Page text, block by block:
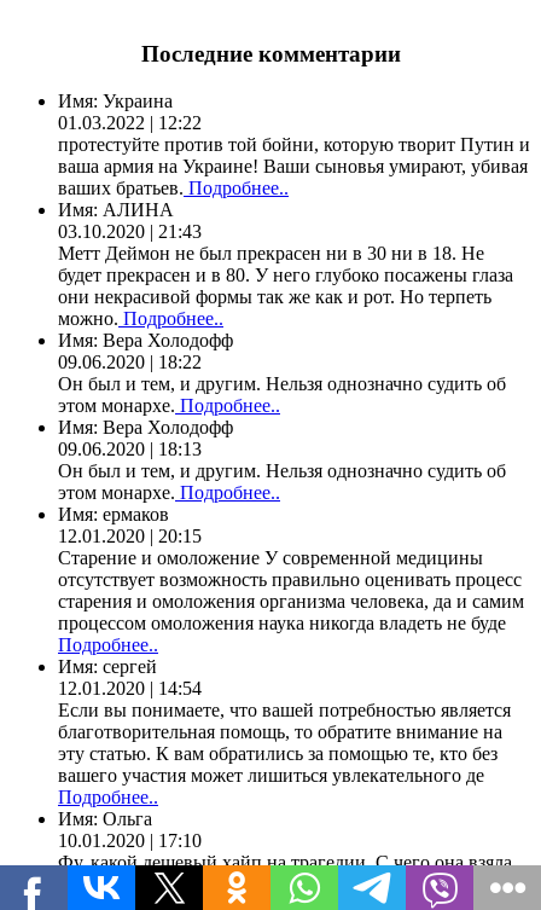
Последние комментарии
Имя: Украина
01.03.2022 | 12:22
протестуйте против той бойни, которую творит Путин и
ваша армия на Украине! Ваши сыновья умирают, убивая
ваших братьев. Подробнее..
Имя: АЛИНА
03.10.2020 | 21:43
Метт Деймон не был прекрасен ни в 30 ни в 18. Не
будет прекрасен и в 80. У него глубоко посажены глаза
они некрасивой формы так же как и рот. Но терпеть
можно. Подробнее..
Имя: Вера Холодофф
09.06.2020 | 18:22
Он был и тем, и другим. Нельзя однозначно судить об
этом монархе. Подробнее..
Имя: Вера Холодофф
09.06.2020 | 18:13
Он был и тем, и другим. Нельзя однозначно судить об
этом монархе. Подробнее..
Имя: ермаков
12.01.2020 | 20:15
Старение и омоложение У современной медицины
отсутствует возможность правильно оценивать процесс
старения и омоложения организма человека, да и самим
процессом омоложения наука никогда владеть не буде
Подробнее..
Имя: сергей
12.01.2020 | 14:54
Если вы понимаете, что вашей потребностью является
благотворительная помощь, то обратите внимание на
эту статью. К вам обратились за помощью те, кто без
вашего участия может лишиться увлекательного де
Подробнее..
Имя: Ольга
10.01.2020 | 17:10
Фу, какой дешевый хайп на трагедии. С чего она взяла,
что ее болезни связаны с аварией? 300 км от Чернобыля
- это ни о чем. А ничего, что Киев, треть Украины и